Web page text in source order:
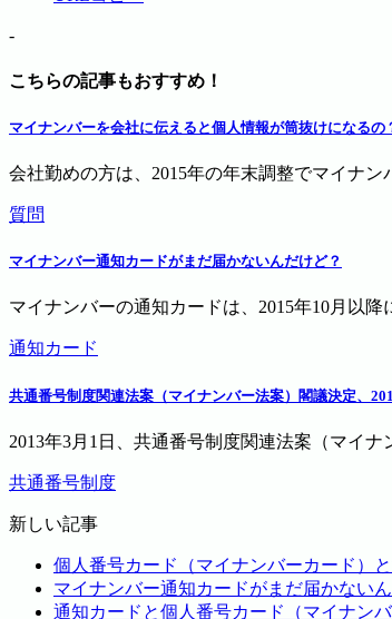
-
こちらの記事もおすすめ！
マイナンバーを会社に伝えると個人情報が筒抜けになるの
会社勤めの方は、2015年の年末調整でマイナ
質問
マイナンバー通知カードがまだ届かないんだけど？
マイナンバーの通知カードは、2015年10月以
通知カード
共通番号制度関連法案（マイナンバー法案）閣議決定、
2013年3月1日、共通番号制度関連法案（マイ
共通番号制度
新しい記事
個人番号カード（マイナンバーカード）
マイナンバー通知カードがまだ届かない
通知カードと個人番号カード（マイナン